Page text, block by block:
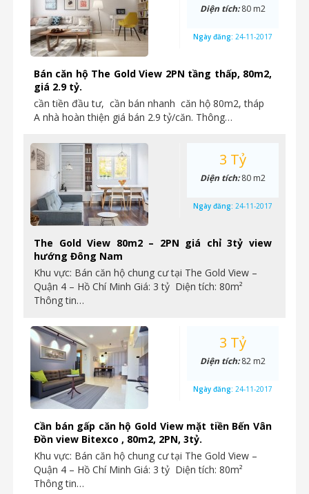
Bán căn hộ The Gold View 2PN tầng thấp, 80m2,
giá 2.9 tỷ.
cần tiền đầu tư, cần bán nhanh căn hộ 80m2, tháp
A nhà hoàn thiện giá bán 2.9 tỷ/căn. Thông…
Diện tích:80 m2
Ngày đăng: 24-11-2017
The Gold View 80m2 – 2PN giá chỉ 3tỷ view
hướng Đông Nam
Khu vực: Bán căn hộ chung cư tại The Gold View –
Quận 4 – Hồ Chí Minh Giá: 3 tỷ Diện tích: 80m²
Thông tin…
3 Tỷ
Diện tích:80 m2
Ngày đăng: 24-11-2017
Cần bán gấp căn hộ Gold View mặt tiền Bến Vân
Đồn view Bitexco , 80m2, 2PN, 3tỷ.
Khu vực: Bán căn hộ chung cư tại The Gold View –
Quận 4 – Hồ Chí Minh Giá: 3 tỷ Diện tích: 80m²
Thông tin…
3 Tỷ
Diện tích:82 m2
Ngày đăng: 24-11-2017